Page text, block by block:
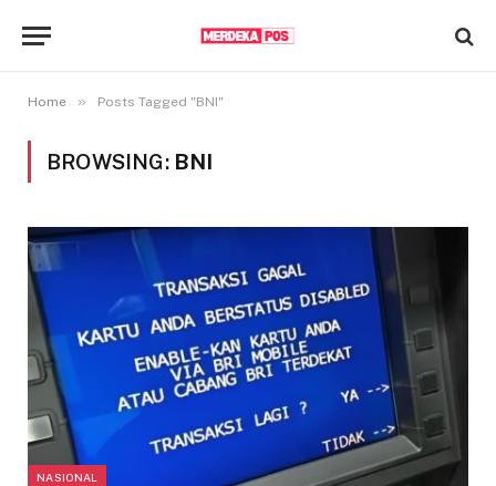
Home » Posts Tagged "BNI"
BROWSING: BNI
NASIONAL